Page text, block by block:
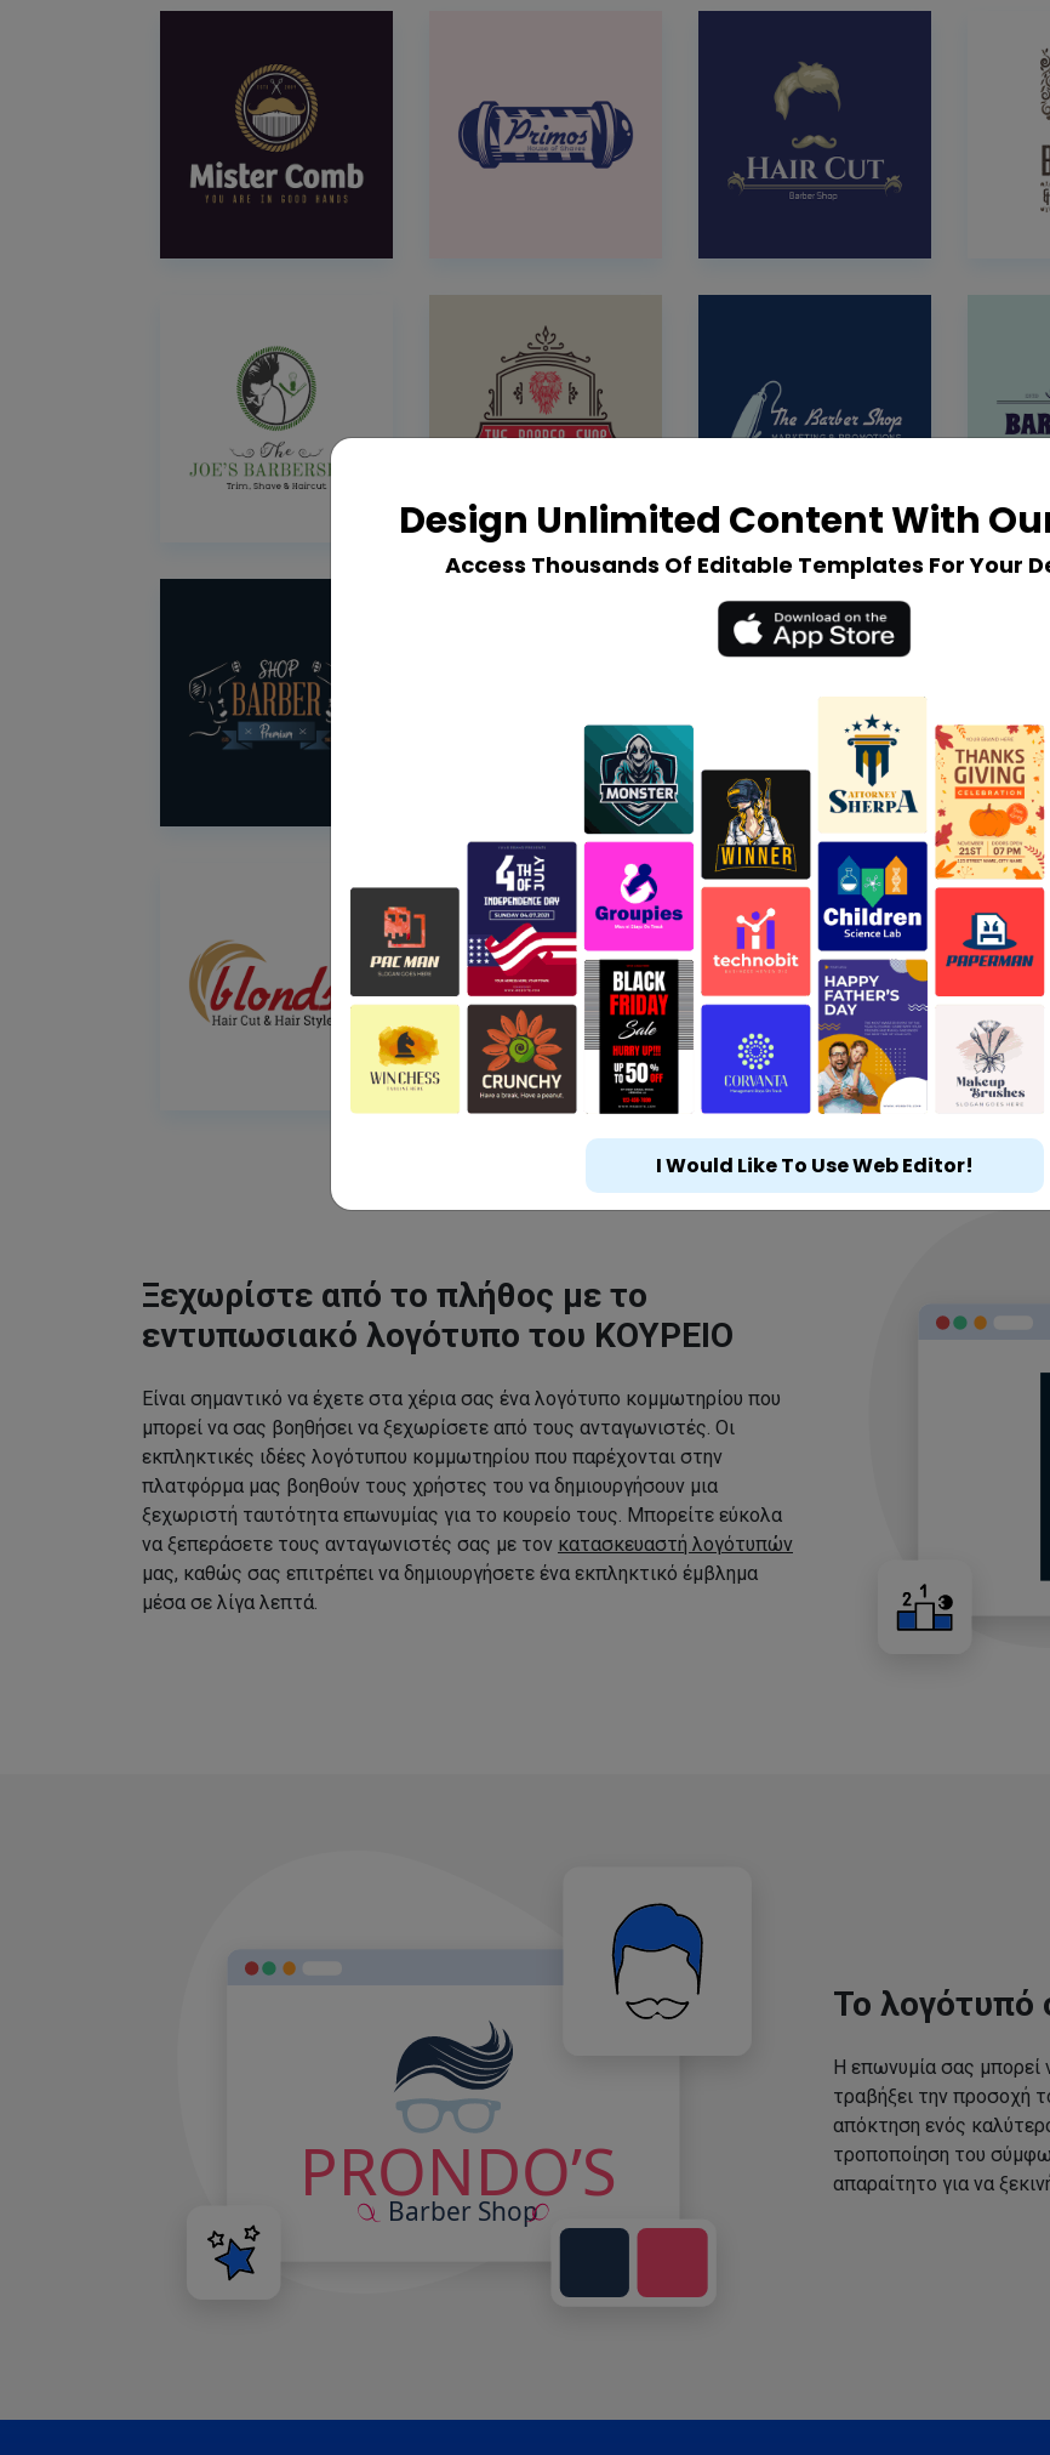
Ξεχωρίστε από το πλήθος με το
εντυπωσιακό λογότυπο του ΚΟΥΡΕΙΟ
Είναι σημαντικό να έχετε στα χέρια σας ένα λογότυπο κομμωτηρίου που
μπορεί να σας βοηθήσει να ξεχωρίσετε από τους ανταγωνιστές. Οι
εκπληκτικές ιδέες λογότυπου κομμωτηρίου που παρέχονται στην
πλατφόρμα μας βοηθούν τους χρήστες του να δημιουργήσουν μια
ξεχωριστή ταυτότητα επωνυμίας για το κουρείο τους. Μπορείτε εύκολα
να ξεπεράσετε τους ανταγωνιστές σας με τον κατασκευαστή λογότυπών
μας, καθώς σας επιτρέπει να δημιουργήσετε ένα εκπληκτικό έμβλημα
μέσα σε λίγα λεπτά.
Το λογότυπό
Η επωνυμία σας μπορεί
τραβήξει την προσοχή
απόκτηση ενός
τροποποίηση του
απαραίτητο για να
Design Unlimited Content With
Access Thousands Of Editable Templates For Your
I Would Like To Use Web Editor!